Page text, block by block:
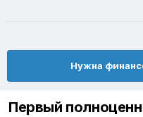
Нужна
Первый